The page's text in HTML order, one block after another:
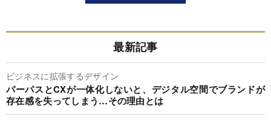
最新記事
ビジネスに拡張するデザイン
パーパスとCXが一体化しないと、デジタル空間でブランドが
存在感を失ってしまう…その理由とは